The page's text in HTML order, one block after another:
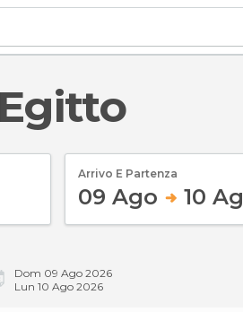
Egitto
Arrivo E Partenza
09 Ago 10
Dom 09 Ago 2026
Lun 10 Ago 2026